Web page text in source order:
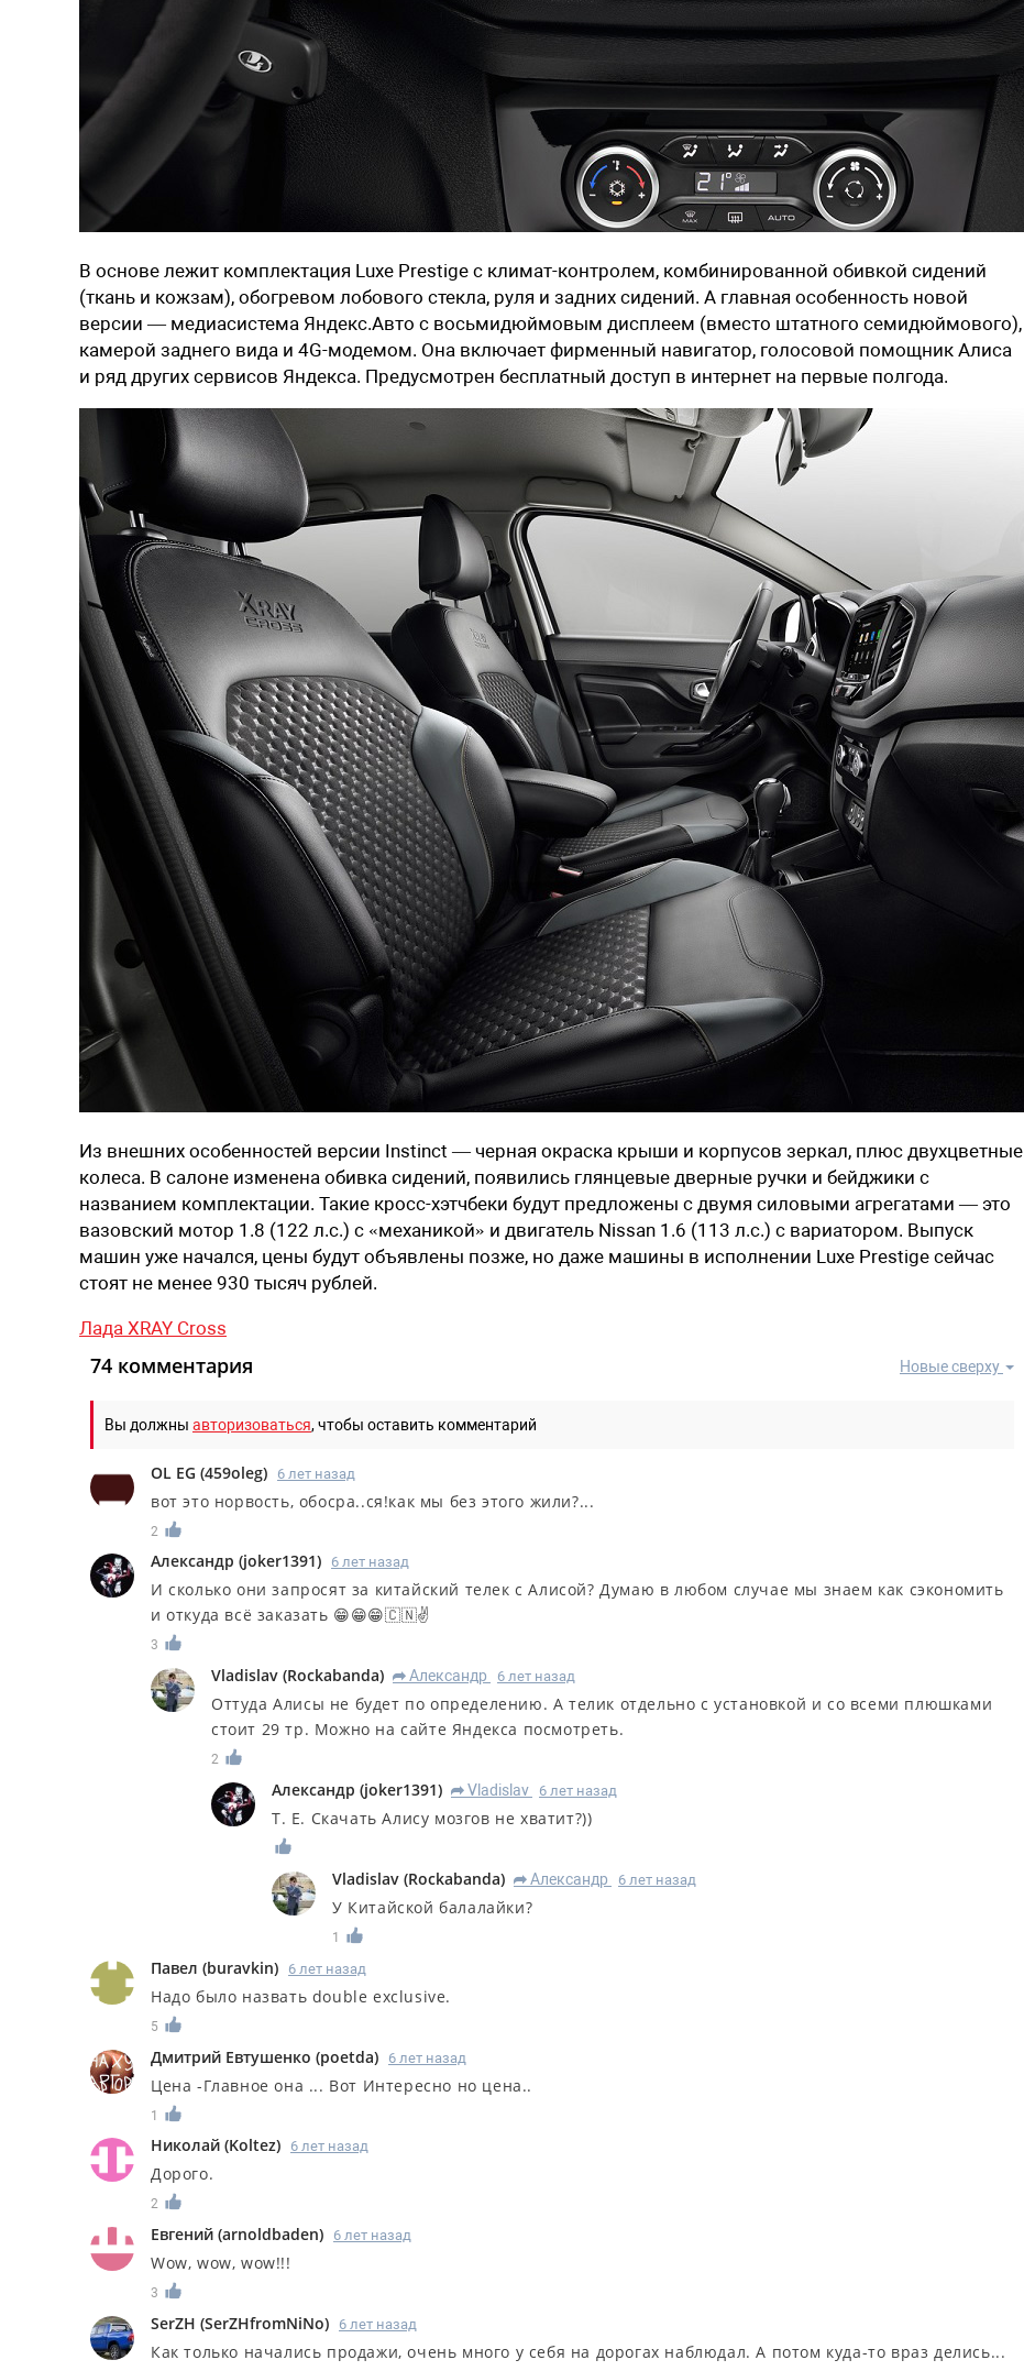
В основе лежит комплектация Luxe Prestige с климат-контролем, комбинированной обивкой сидений
(ткань и кожзам), обогревом лобового стекла, руля и задних сидений. А главная особенность новой
версии — медиасистема Яндекс.Авто с восьмидюймовым дисплеем (вместо штатного семидюймового),
камерой заднего вида и 4G-модемом. Она включает фирменный навигатор, голосовой помощник Алиса
и ряд других сервисов Яндекса. Предусмотрен бесплатный доступ в интернет на первые полгода.
Из внешних особенностей версии Instinct — черная окраска крыши и корпусов зеркал, плюс двухцветные
колеса. В салоне изменена обивка сидений, появились глянцевые дверные ручки и бейджики с
названием комплектации. Такие кросс-хэтчбеки будут предложены с двумя силовыми агрегатами — это
вазовский мотор 1.8 (122 л.с.) с «механикой» и двигатель Nissan 1.6 (113 л.с.) с вариатором. Выпуск
машин уже начался, цены будут объявлены позже, но даже машины в исполнении Luxe Prestige сейчас
стоят не менее 930 тысяч рублей.
Лада XRAY Cross
Новые сверху
74 комментария
Вы должны авторизоваться, чтобы оставить комментарий
OL EG (459oleg) 6 лет назад
вот это норвость, обосра..ся!как мы без этого жили?...
2
Александр (joker1391) 6 лет назад
И сколько они запросят за китайский телек с Алисой? Думаю в любом случае мы знаем как сэкономить
и откуда всё заказать 😁😁😁🇨🇳✌️
3
Vladislav (Rockabanda) R Александр 6 лет назад
Оттуда Алисы не будет по определению. А телик отдельно с установкой и со всеми плюшками
стоит 29 тр. Можно на сайте Яндекса посмотреть.
2
Александр (joker1391) R Vladislav 6 лет назад
Т. Е. Скачать Алису мозгов не хватит?))
Vladislav (Rockabanda) R Александр 6 лет назад
У Китайской балалайки?
1
Павел (buravkin) 6 лет назад
Надо было назвать double exclusive.
5
Дмитрий Евтушенко (poetda) 6 лет назад
Цена -Главное она ... Вот Интересно но цена..
1
Николай (Koltez) 6 лет назад
Дорого.
2
Евгений (arnoldbaden) 6 лет назад
Wow, wow, wow!!!
3
SerZH (SerZHfromNiNo) 6 лет назад
Как только начались продажи, очень много у себя на дорогах наблюдал. А потом куда-то враз делись...